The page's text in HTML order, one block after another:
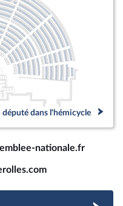
député dans l'hémicycle
nationale.fr